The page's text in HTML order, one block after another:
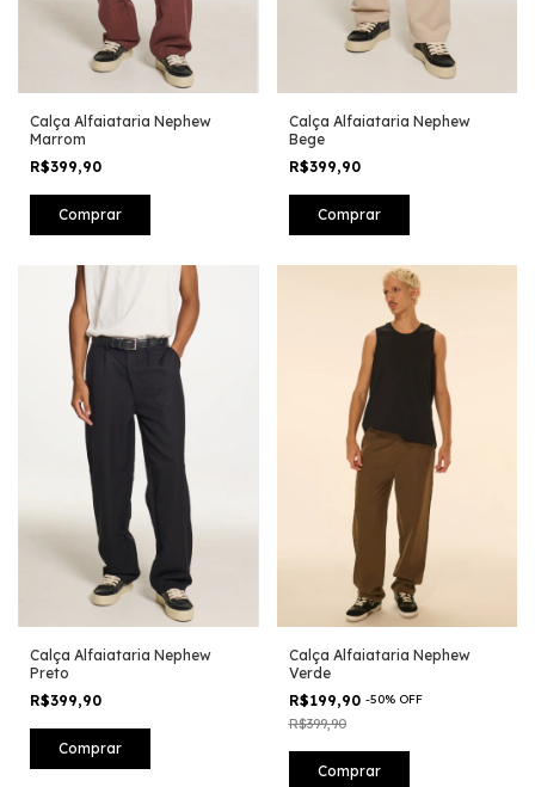
Calça Alfaiataria Nephew
Marrom
R$399,90
Comprar
Calça Alfaiataria Nephew
Bege
R$399,90
Comprar
Calça Alfaiataria Nephew
Preto
R$399,90
Comprar
Calça Alfaiataria Nephew
Verde
R$199,90 -50% OFF
R$399,90
Comprar